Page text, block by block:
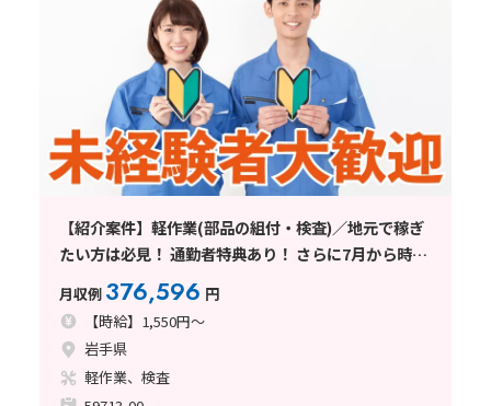
【紹介案件】軽作業(部品の組付・検査)／地元で稼ぎ
たい方は必見！ 通勤者特典あり！ さらに7月から時給
アップ！
月収例 376,596 円
【時給】1,550円～
岩手県
軽作業、検査